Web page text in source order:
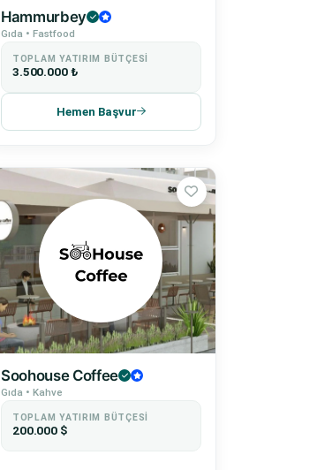
Hammurbey
Gıda • Fastfood
TOPLAM YATIRIM BÜTÇESI
3.500.000 ₺
Hemen Başvur
Soohouse Coffee
Gıda • Kahve
TOPLAM YATIRIM BÜTÇESI
200.000 $